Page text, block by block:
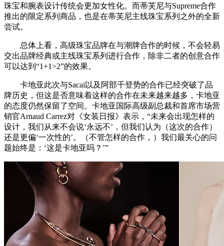
珠宝和腕表设计传统会更加女性化。而蒂芙尼与Supreme合作
推出的限定系列商品，也是在蒂芙尼主线珠宝系列之外的全新
尝试。
总体上看，高级珠宝品牌在与潮牌合作的时候，不会轻易
交出品牌经典或主线珠宝系列进行合作，除非二者的创意合作
可以达到“1+1>2”的效果。
卡地亚此次与Sacai以及阿部千登势的合作已经突破了品
牌历史，但这是否意味着这样的合作在未来越来越多，卡地亚
的态度仍然保留了空间。卡地亚国际高级副总裁和首席市场营
销官Arnaud Carrez对《女装日报》表示，“未来会出现怎样的
设计，我们从来不会说‘永远不’，但我们认为（这次的合作）
还是更偏‘一次性的’。（不管怎样的合作，）我们最关心的问
题始终是：‘这是卡地亚吗？’”